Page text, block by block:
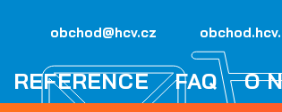
obchod@hcv.cz
REFERENCE FAQ O